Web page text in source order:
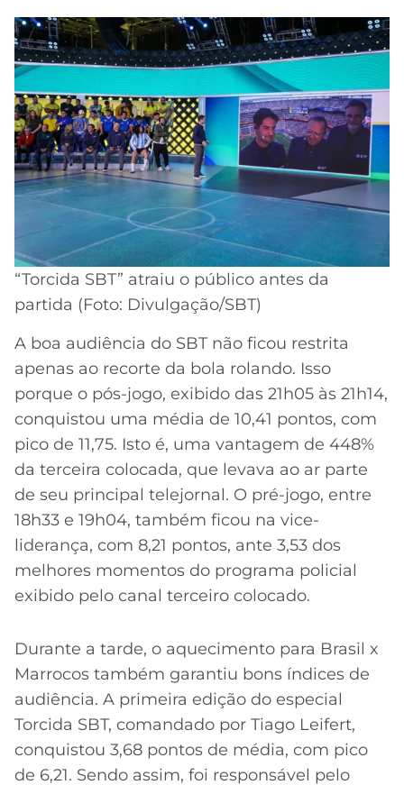
“Torcida SBT” atraiu o público antes da
partida (Foto: Divulgação/SBT)
A boa audiência do SBT não ficou restrita
apenas ao recorte da bola rolando. Isso
porque o pós-jogo, exibido das 21h05 às 21h14,
conquistou uma média de 10,41 pontos, com
pico de 11,75. Isto é, uma vantagem de 448%
da terceira colocada, que levava ao ar parte
de seu principal telejornal. O pré-jogo, entre
18h33 e 19h04, também ficou na vice-
liderança, com 8,21 pontos, ante 3,53 dos
melhores momentos do programa policial
exibido pelo canal terceiro colocado.
Durante a tarde, o aquecimento para Brasil x
Marrocos também garantiu bons índices de
audiência. A primeira edição do especial
Torcida SBT, comandado por Tiago Leifert,
conquistou 3,68 pontos de média, com pico
de 6,21. Sendo assim, foi responsável pelo